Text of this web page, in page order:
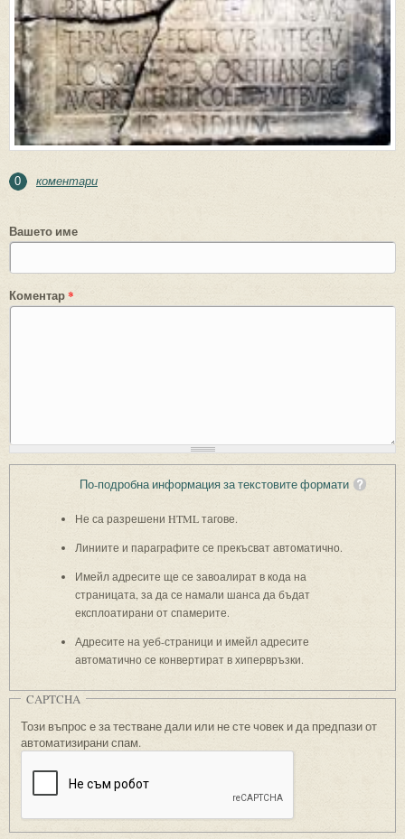
0 коментари
Вашето име
Коментар*
По-подробна информация за текстовите формати
Не са разрешени HTML тагове.
Линиите и параграфите се прекъсват автоматично.
Имейл адресите ще се завоалират в кода на
страницата, за да се намали шанса да бъдат
експлоатирани от спамерите.
Адресите на уеб-страници и имейл адресите
автоматично се конвертират в хипервръзки.
CAPTCHA
Този въпрос е за тестване дали или не сте човек и да предпази от
автоматизирани спам.